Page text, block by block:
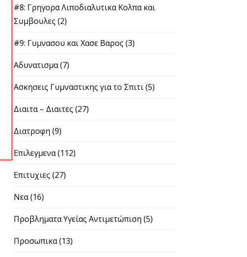
#8: Γρηγορα Λιποδιαλυτικα Κολπα και
Συμβουλες (2)
#9: Γυμνασου και Χασε Βαρος (3)
Αδυνατισμα(7)
Ασκησεις Γυμναστικης για το Σπιτι(5)
Διαιτα – Διαιτες (27)
Διατροφη (9)
Επιλεγμενα(112)
Επιτυχιες (27)
Νεα(16)
Προβληματα Υγείας Αντιμετώπιση (5)
Προσωπικα(13)